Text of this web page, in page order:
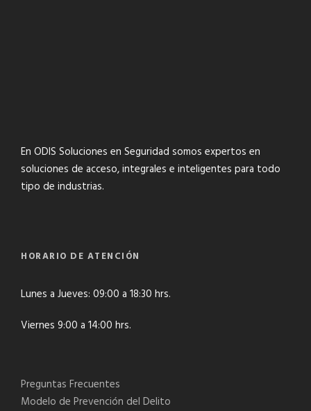
En ODIS Soluciones en Seguridad somos expertos en
soluciones de acceso, integrales e inteligentes para todo
tipo de industrias.
HORARIO DE ATENCIÓN
Lunes a Jueves: 09:00 a 18:30 hrs.
Viernes 9:00 a 14:00 hrs.
Preguntas Frecuentes
Modelo de Prevención del Delito